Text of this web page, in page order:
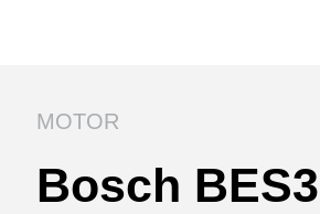
MOTOR
Bosch